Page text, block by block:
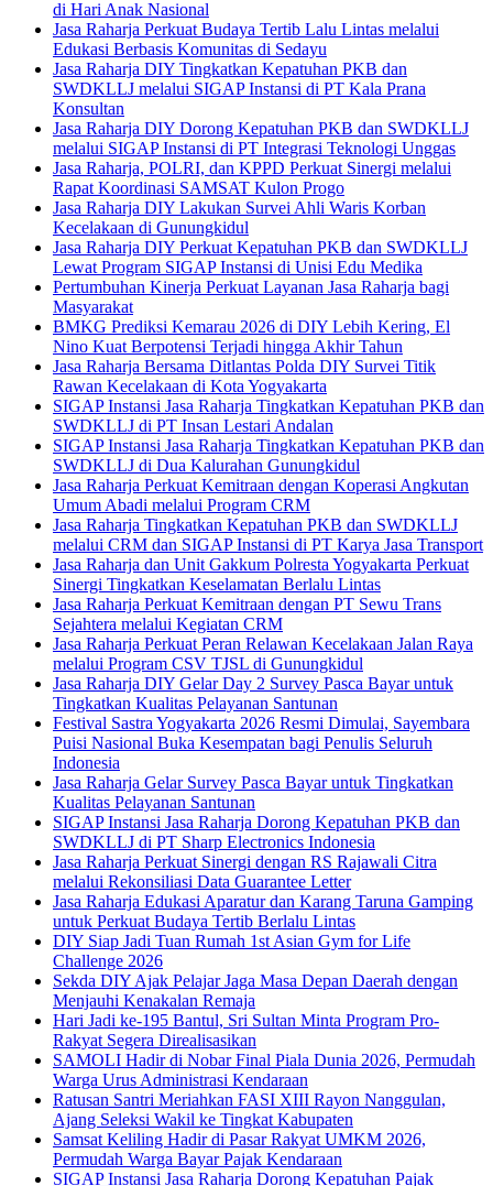
di Hari Anak Nasional
Jasa Raharja Perkuat Budaya Tertib Lalu Lintas melalui
Edukasi Berbasis Komunitas di Sedayu
Jasa Raharja DIY Tingkatkan Kepatuhan PKB dan
SWDKLLJ melalui SIGAP Instansi di PT Kala Prana
Konsultan
Jasa Raharja DIY Dorong Kepatuhan PKB dan SWDKLLJ
melalui SIGAP Instansi di PT Integrasi Teknologi Unggas
Jasa Raharja, POLRI, dan KPPD Perkuat Sinergi melalui
Rapat Koordinasi SAMSAT Kulon Progo
Jasa Raharja DIY Lakukan Survei Ahli Waris Korban
Kecelakaan di Gunungkidul
Jasa Raharja DIY Perkuat Kepatuhan PKB dan SWDKLLJ
Lewat Program SIGAP Instansi di Unisi Edu Medika
Pertumbuhan Kinerja Perkuat Layanan Jasa Raharja bagi
Masyarakat
BMKG Prediksi Kemarau 2026 di DIY Lebih Kering, El
Nino Kuat Berpotensi Terjadi hingga Akhir Tahun
Jasa Raharja Bersama Ditlantas Polda DIY Survei Titik
Rawan Kecelakaan di Kota Yogyakarta
SIGAP Instansi Jasa Raharja Tingkatkan Kepatuhan PKB dan
SWDKLLJ di PT Insan Lestari Andalan
SIGAP Instansi Jasa Raharja Tingkatkan Kepatuhan PKB dan
SWDKLLJ di Dua Kalurahan Gunungkidul
Jasa Raharja Perkuat Kemitraan dengan Koperasi Angkutan
Umum Abadi melalui Program CRM
Jasa Raharja Tingkatkan Kepatuhan PKB dan SWDKLLJ
melalui CRM dan SIGAP Instansi di PT Karya Jasa Transport
Jasa Raharja dan Unit Gakkum Polresta Yogyakarta Perkuat
Sinergi Tingkatkan Keselamatan Berlalu Lintas
Jasa Raharja Perkuat Kemitraan dengan PT Sewu Trans
Sejahtera melalui Kegiatan CRM
Jasa Raharja Perkuat Peran Relawan Kecelakaan Jalan Raya
melalui Program CSV TJSL di Gunungkidul
Jasa Raharja DIY Gelar Day 2 Survey Pasca Bayar untuk
Tingkatkan Kualitas Pelayanan Santunan
Festival Sastra Yogyakarta 2026 Resmi Dimulai, Sayembara
Puisi Nasional Buka Kesempatan bagi Penulis Seluruh
Indonesia
Jasa Raharja Gelar Survey Pasca Bayar untuk Tingkatkan
Kualitas Pelayanan Santunan
SIGAP Instansi Jasa Raharja Dorong Kepatuhan PKB dan
SWDKLLJ di PT Sharp Electronics Indonesia
Jasa Raharja Perkuat Sinergi dengan RS Rajawali Citra
melalui Rekonsiliasi Data Guarantee Letter
Jasa Raharja Edukasi Aparatur dan Karang Taruna Gamping
untuk Perkuat Budaya Tertib Berlalu Lintas
DIY Siap Jadi Tuan Rumah 1st Asian Gym for Life
Challenge 2026
Sekda DIY Ajak Pelajar Jaga Masa Depan Daerah dengan
Menjauhi Kenakalan Remaja
Hari Jadi ke-195 Bantul, Sri Sultan Minta Program Pro-
Rakyat Segera Direalisasikan
SAMOLI Hadir di Nobar Final Piala Dunia 2026, Permudah
Warga Urus Administrasi Kendaraan
Ratusan Santri Meriahkan FASI XIII Rayon Nanggulan,
Ajang Seleksi Wakil ke Tingkat Kabupaten
Samsat Keliling Hadir di Pasar Rakyat UMKM 2026,
Permudah Warga Bayar Pajak Kendaraan
SIGAP Instansi Jasa Raharja Dorong Kepatuhan Pajak